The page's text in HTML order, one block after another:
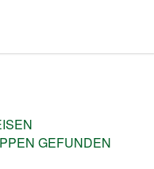
GEFUNDEN